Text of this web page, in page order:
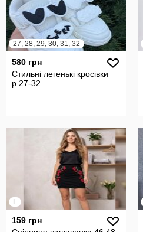
27, 28, 29, 30, 31, 32
580 грн
Стильні легенькі кросівки
р.27-32
L
159 грн